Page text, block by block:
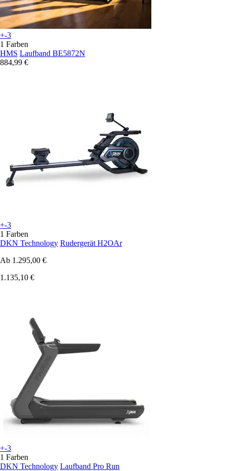
+-3
1 Farben
HMS Laufband BE5872N
884,99 €
+-3
1 Farben
DKN Technology Rudergerät H2OAr
Ab 1.295,00 €
1.135,10 €
+-3
1 Farben
DKN Technology Laufband Pro Run